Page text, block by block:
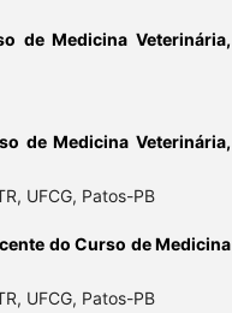
de Medicina Veterinária,
de Medicina Veterinária,
UFCG, Patos-PB
do Curso de Medicina
UFCG, Patos-PB